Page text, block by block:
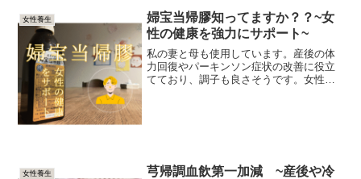
女性養生
婦宝当帰膠知ってますか？？~女
性の健康を強力にサポート~
私の妻と母も使用しています。産後の体
力回復やパーキンソン症状の改善に役立
てており、調子も良さそうです。女性の
女性養生
芎帰調血飲第一加減 ~産後や冷